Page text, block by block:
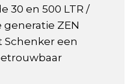
30 en 500 LTR /
ZEN
een